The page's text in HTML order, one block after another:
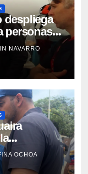
despliega
personas
NAVARRO
de
OCHOA